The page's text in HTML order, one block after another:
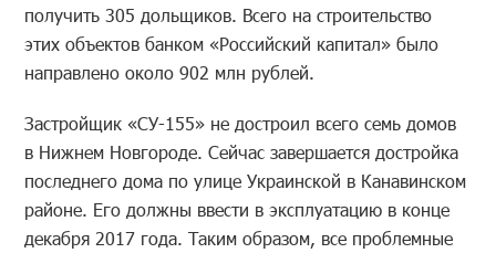
получить 305 дольщиков. Всего на строительство
этих объектов банком «Российский капитал» было
направлено около 902 млн рублей.
Застройщик «СУ-155» не достроил всего семь домов
в Нижнем Новгороде. Сейчас завершается достройка
последнего дома по улице Украинской в Канавинском
районе. Его должны ввести в эксплуатацию в конце
декабря 2017 года. Таким образом, все проблемные